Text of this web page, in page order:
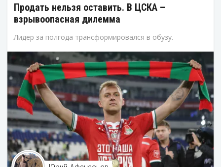
Продать нельзя оставить. В ЦСКА –
взрывоопасная дилемма
Лидер за полгода трансформировался в обузу.